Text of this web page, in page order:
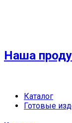
Наша
Каталог
Готовые